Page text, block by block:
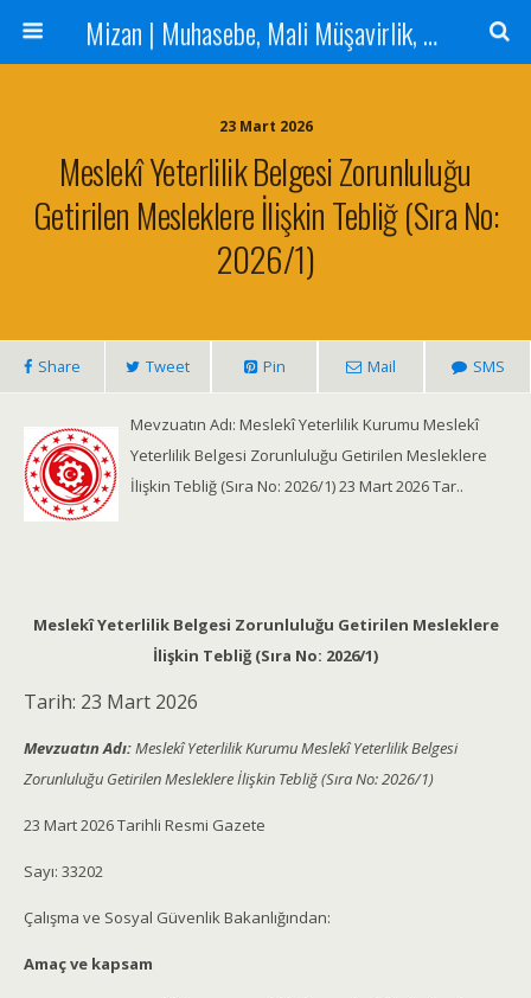
Mizan | Muhasebe, Mali Müşavirlik, Denetim Hizmetleri
23 Mart 2026
Meslekî Yeterlilik Belgesi Zorunluluğu
Getirilen Mesleklere İlişkin Tebliğ (Sıra No:
2026/1)
Share Tweet Pin Mail SMS
Mevzuatın Adı: Meslekî Yeterlilik Kurumu Meslekî
Yeterlilik Belgesi Zorunluluğu Getirilen Mesleklere
İlişkin Tebliğ (Sıra No: 2026/1) 23 Mart 2026 Tar..
Meslekî Yeterlilik Belgesi Zorunluluğu Getirilen Mesleklere
İlişkin Tebliğ (Sıra No: 2026/1)
Tarih: 23 Mart 2026
Mevzuatın Adı:Meslekî Yeterlilik Kurumu Meslekî Yeterlilik Belgesi
Zorunluluğu Getirilen Mesleklere İlişkin Tebliğ (Sıra No: 2026/1)
23 Mart 2026 Tarihli Resmi Gazete
Sayı: 33202
Çalışma ve Sosyal Güvenlik Bakanlığından:
Amaç ve kapsam